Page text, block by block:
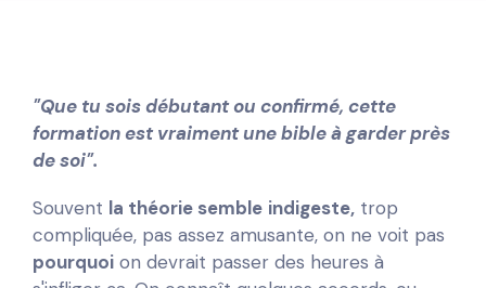
"Que tu sois débutant ou confirmé, cette
formation est vraiment une bible à garder près
de soi".
Souvent la théorie semble indigeste, trop
compliquée, pas assez amusante, on ne voit pas
pourquoi on devrait passer des heures à